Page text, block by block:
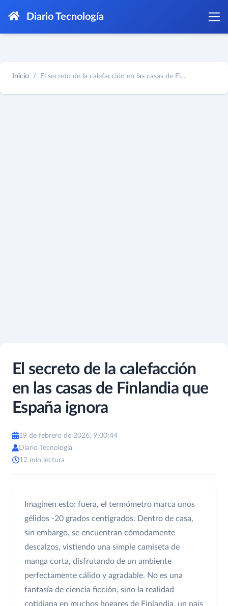
Diario Tecnología
Inicio El secreto de la calefacción en las casas de Fi...
El secreto de la calefacción
en las casas de Finlandia que
España ignora
19 de febrero de 2026, 9:00:44
Diario Tecnología
12 min lectura
Imaginen esto: fuera, el termómetro marca unos
gélidos -20 grados centígrados. Dentro de casa,
sin embargo, se encuentran cómodamente
descalzos, vistiendo una simple camiseta de
manga corta, disfrutando de un ambiente
perfectamente cálido y agradable. No es una
fantasía de ciencia ficción, sino la realidad
cotidiana en muchos hogares de Finlandia, un país